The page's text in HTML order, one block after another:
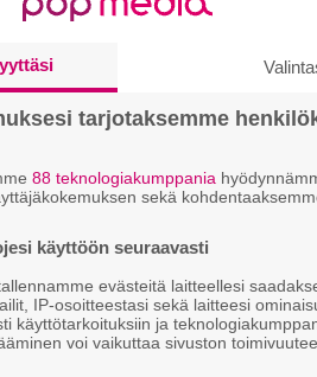
kiihtymiset ja
Vau!
tai vibratolta eli
mutta
on soundeiltaan ja
kieltämättä melko korkea
kestävyys raa’assa
tarjotaksemme
88 teknologiakumppania
sekä
käyttöön seuraavasti
evästeitä laitteellesi
IP-osoitteestasi sekä laitteesi
käyttötarkoituksiin ja
voi vaikuttaa sivuston